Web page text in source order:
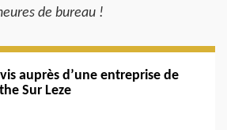
de bureau !
auprès d’une entreprise de
Sur Leze